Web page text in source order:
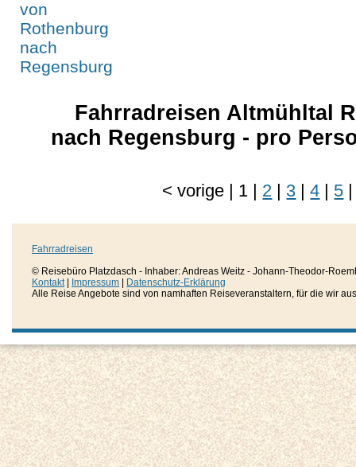
Fahrradreisen Altmühltal
nach Regensburg - pro
<vorige | 1 | 2 | 3 | 4 | 5 |
Fahrradreisen
© Reisebüro Platzdasch - Inhaber: Andreas Weitz - Johann-Theodor-
Kontakt| Impressum
Datenschutz-Erklärung
Alle Reise Angebote sind von namhaften Reiseveranstaltern, für die wir